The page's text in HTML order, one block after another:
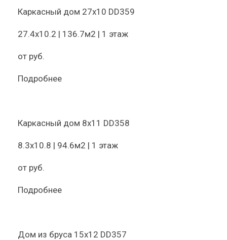
Каркасный дом 27х10 DD359
27.4х10.2 | 136.7м2 | 1 этаж
от руб.
Подробнее
Каркасный дом 8х11 DD358
8.3х10.8 | 94.6м2 | 1 этаж
от руб.
Подробнее
Дом из бруса 15х12 DD357